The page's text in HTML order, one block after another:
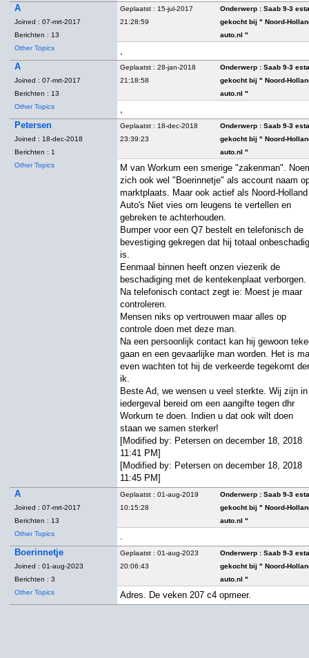
A
Joined : 07-mrt-2017
Berichten : 13
Other Topics
Geplaatst : 15-jul-2017
21:28:59
Onderwerp :Saab 9-3
gekocht bij " Noord-
auto.nl "
,
A
Joined : 07-mrt-2017
Berichten : 13
Other Topics
Geplaatst : 28-jan-2018
21:18:58
Onderwerp :Saab 9-3
gekocht bij " Noord-
auto.nl "
,
Petersen
Joined : 18-dec-2018
Berichten : 1
Other Topics
Geplaatst : 18-dec-2018
23:39:23
Onderwerp :Saab 9-3
gekocht bij " Noord-
auto.nl "
M van Workum een smerige "zakenman".
zich ook wel "Boerinnetje" als account naam
marktplaats. Maar ook actief als Noord-Holland
Auto's Niet vies om leugens te vertellen en
gebreken te achterhouden.
Bumper voor een Q7 bestelt en telefonisch de
bevestiging gekregen dat hij totaal
is.
Eenmaal binnen heeft onzen viezerik de
beschadiging met de kentekenplaat verborgen.
Na telefonisch contact zegt ie: Moest je maar
controleren.
Mensen niks op vertrouwen maar alles op
controle doen met deze man.
Na een persoonlijk contact kan hij gewoon
gaan en een gevaarlijke man worden. Het is
even wachten tot hij de verkeerde tegekomt
ik.
Beste Ad, we wensen u veel sterkte. Wij zijn in
iedergeval bereid om een aangifte tegen dhr
Workum te doen. Indien u dat ook wilt doen
staan we samen sterker!
[Modified by: Petersen on december 18, 2018
11:41 PM]
[Modified by: Petersen on december 18, 2018
11:45 PM]
A
Joined : 07-mrt-2017
Berichten : 13
Other Topics
Geplaatst : 01-aug-2019
10:15:28
Onderwerp :Saab 9-3
gekocht bij " Noord-
auto.nl "
.
Boerinnetje
Joined : 01-aug-2023
Berichten : 3
Other Topics
Geplaatst : 01-aug-2023
20:06:43
Onderwerp :Saab 9-3
gekocht bij " Noord-
auto.nl "
Adres. De veken 207 c4 opmeer.